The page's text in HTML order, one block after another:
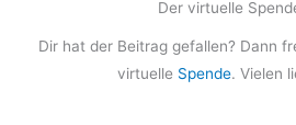
Der virtuelle
Dir hat der Beitrag gefallen? Dann
virtuelle Spende. Vielen